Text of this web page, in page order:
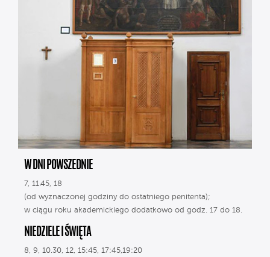
W DNI POWSZEDNIE
7, 11.45, 18
(od wyznaczonej godziny do ostatniego penitenta);
w ciągu roku akademickiego dodatkowo od godz. 17 do 18.
NIEDZIELE I ŚWIĘTA
8, 9, 10.30, 12, 15:45, 17:45,19:20